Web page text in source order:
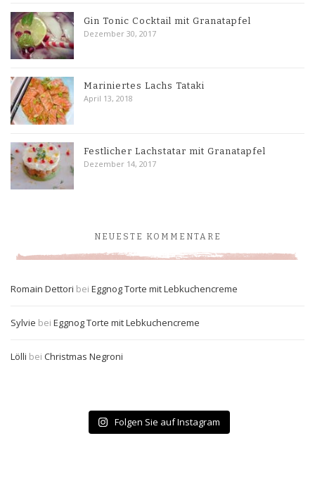
Gin Tonic Cocktail mit Granatapfel
Dezember 30, 2017
Mariniertes Lachs Tataki
April 13, 2018
Festlicher Lachstatar mit Granatapfel
Dezember 14, 2017
NEUESTE KOMMENTARE
Romain Dettori bei Eggnog Torte mit Lebkuchencreme
Sylvie bei Eggnog Torte mit Lebkuchencreme
Lölli bei Christmas Negroni
Folgen Sie auf Instagram